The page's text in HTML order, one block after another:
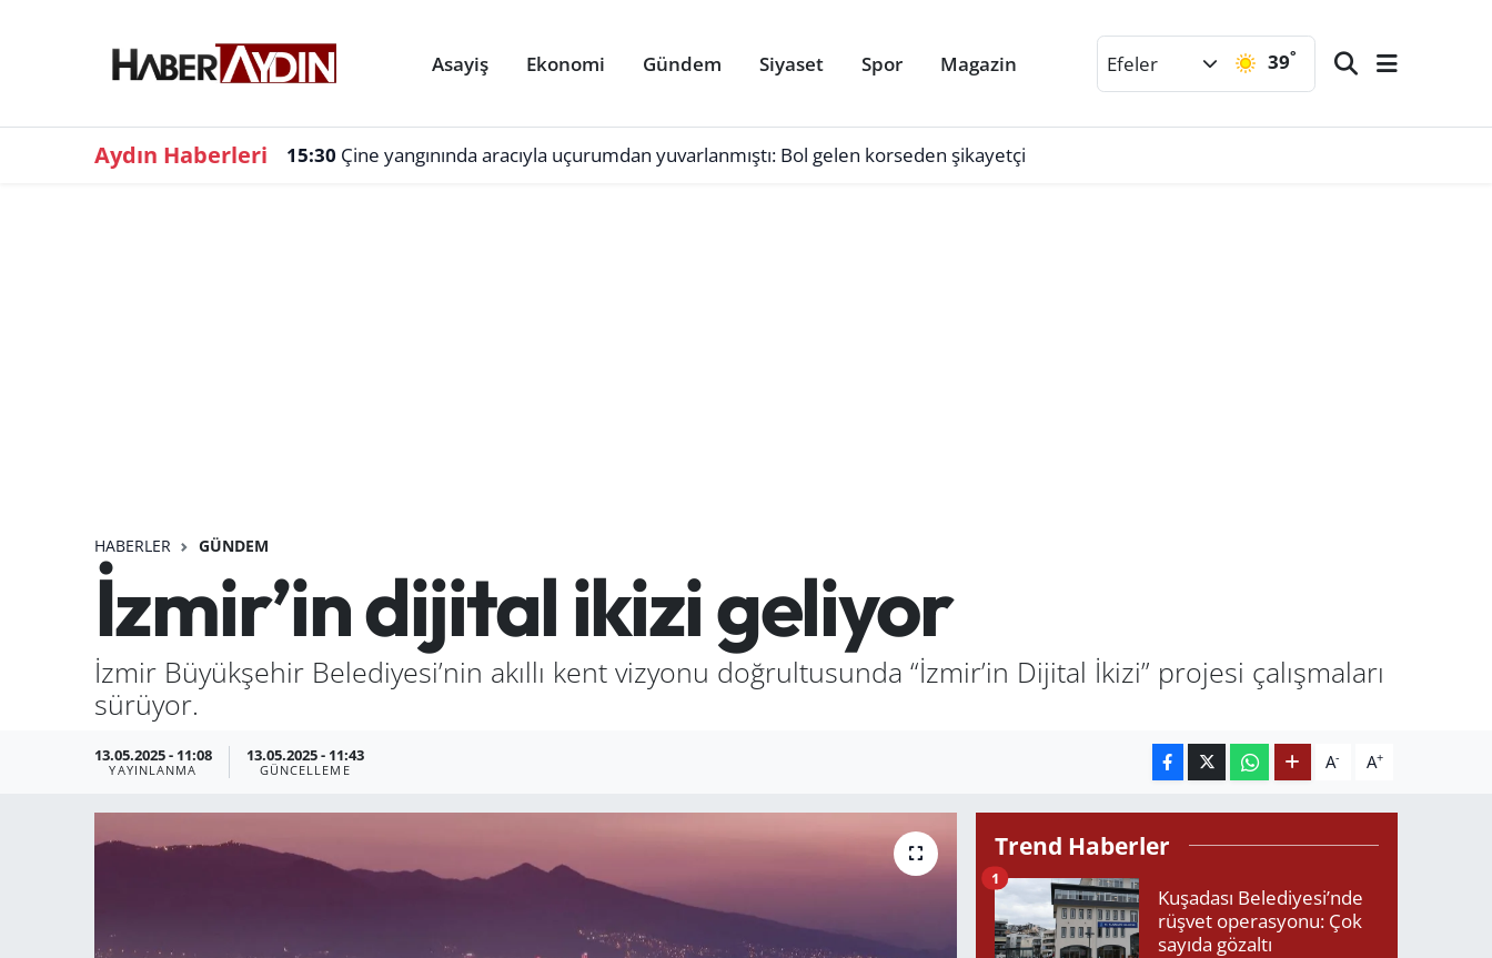
Asayiş Ekonomi Gündem Siyaset Spor Magazin Efeler 39°
Aydın Haberleri 15:30 Çine yangınında aracıyla uçurumdan yuvarlanmıştı: Bol gelen korseden şikayetçi
HABERLER GÜNDEM
İzmir’in dijital ikizi geliyor
İzmir Büyükşehir Belediyesi’nin akıllı kent vizyonu doğrultusunda “İzmir’in Dijital İkizi” projesi çalışmaları
sürüyor.
13.05.2025 - 11:08
YAYINLANMA
13.05.2025 - 11:43
GÜNCELLEME A- A+
Trend Haberler
Kuşadası Belediyesi’nde
rüşvet operasyonu: Çok
sayıda gözaltı
1